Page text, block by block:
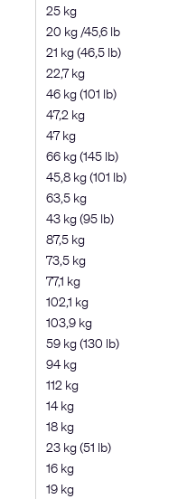
25 kg
20 kg /45,6 lb
21 kg (46,5 lb)
22,7 kg
46 kg (101 lb)
47,2 kg
47 kg
66 kg (145 lb)
45,8 kg (101 lb)
63,5 kg
43 kg (95 lb)
87,5 kg
73,5 kg
77,1 kg
102,1 kg
103,9 kg
59 kg (130 lb)
94 kg
112 kg
14 kg
18 kg
23 kg (51 lb)
16 kg
19 kg